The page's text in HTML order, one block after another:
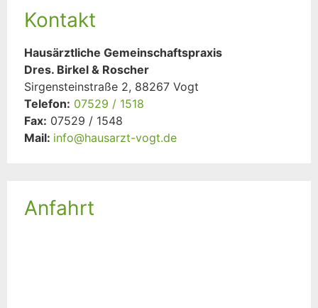
Kontakt
Hausärztliche Gemeinschaftspraxis
Dres. Birkel & Roscher
Sirgensteinstraße 2, 88267 Vogt
Telefon: 07529 / 1518
Fax: 07529 / 1548
Mail: info@hausarzt-vogt.de
Anfahrt